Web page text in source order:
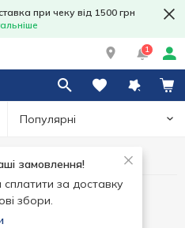
при чеку від 1500 грн
1
Популярні
замовлення!
за доставку
збори.